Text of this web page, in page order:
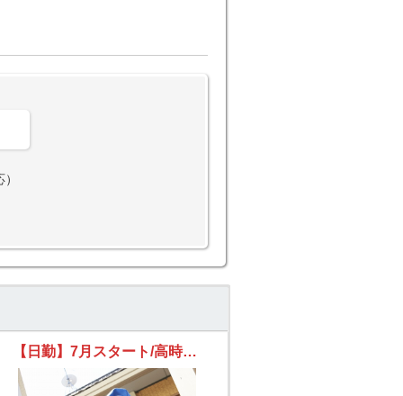
【日勤】7月スタート/高時給1500円/8時半～17時半/週5日/配達のお手伝い/駅チカ5分/未経験歓迎